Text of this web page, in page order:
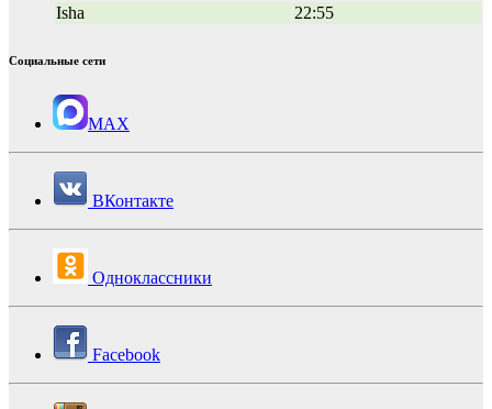
Isha
22:55
Социальные сети
MAX
ВКонтакте
Одноклассники
Facebook